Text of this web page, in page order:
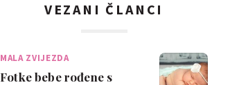
VEZANI ČLANCI
MALA ZVIJEZDA
Fotke bebe rođene s